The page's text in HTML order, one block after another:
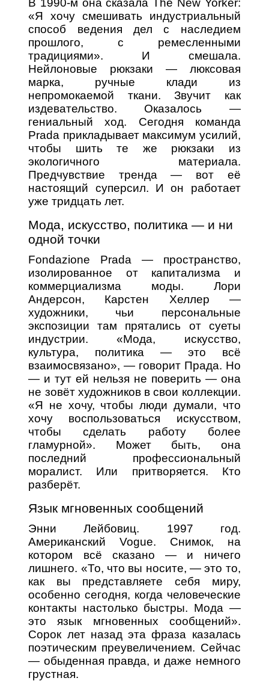
В 1990-м она сказала The New Yorker:
«Я хочу смешивать индустриальный
способ ведения дел с наследием
прошлого, с ремесленными
традициями». И смешала.
Нейлоновые рюкзаки — люксовая
марка, ручные клади из
непромокаемой ткани. Звучит как
издевательство. Оказалось —
гениальный ход. Сегодня команда
Prada прикладывает максимум усилий,
чтобы шить те же рюкзаки из
экологичного материала.
Предчувствие тренда — вот её
настоящий суперсил. И он работает
уже тридцать лет.
Мода, искусство, политика — и ни
одной точки
Fondazione Prada — пространство,
изолированное от капитализма и
коммерциализма моды. Лори
Андерсон, Карстен Хеллер —
художники, чьи персональные
экспозиции там прятались от суеты
индустрии. «Мода, искусство,
культура, политика — это всё
взаимосвязано», — говорит Прада. Но
— и тут ей нельзя не поверить — она
не зовёт художников в свои коллекции.
«Я не хочу, чтобы люди думали, что
хочу воспользоваться искусством,
чтобы сделать работу более
гламурной». Может быть, она
последний профессиональный
моралист. Или притворяется. Кто
разберёт.
Язык мгновенных сообщений
Энни Лейбовиц. 1997 год.
Американский Vogue. Снимок, на
котором всё сказано — и ничего
лишнего. «То, что вы носите, — это то,
как вы представляете себя миру,
особенно сегодня, когда человеческие
контакты настолько быстры. Мода —
это язык мгновенных сообщений».
Сорок лет назад эта фраза казалась
поэтическим преувеличением. Сейчас
— обыденная правда, и даже немного
грустная.